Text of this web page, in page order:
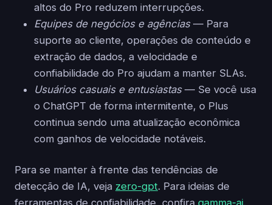
altos do Pro reduzem interrupções.
Equipes de negócios e agências— Para
suporte ao cliente, operações de conteúdo e
extração de dados, a velocidade e
confiabilidade do Pro ajudam a manter SLAs.
Usuários casuais e entusiastas— Se você usa
o ChatGPT de forma intermitente, o Plus
continua sendo uma atualização econômica
com ganhos de velocidade notáveis.
Para se manter à frente das tendências de
detecção de IA, veja zero-gpt. Para ideias de
ferramentas de confiabilidade, confira gamma-ai